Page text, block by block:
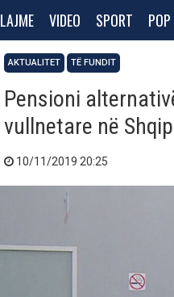
LAJME VIDEO SPORT
AKTUALITET TË FUNDIT
Pensioni
vullnetare në
10/11/2019 20:25